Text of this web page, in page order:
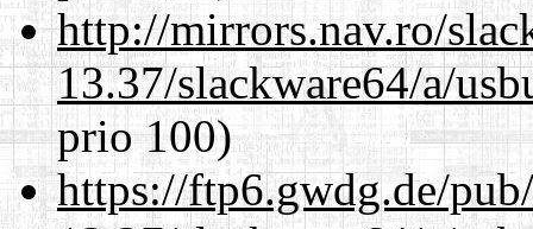
http://mirrors.nav.ro/
13.37/slackware64/a/
prio 100)
https://ftp6.gwdg.de/